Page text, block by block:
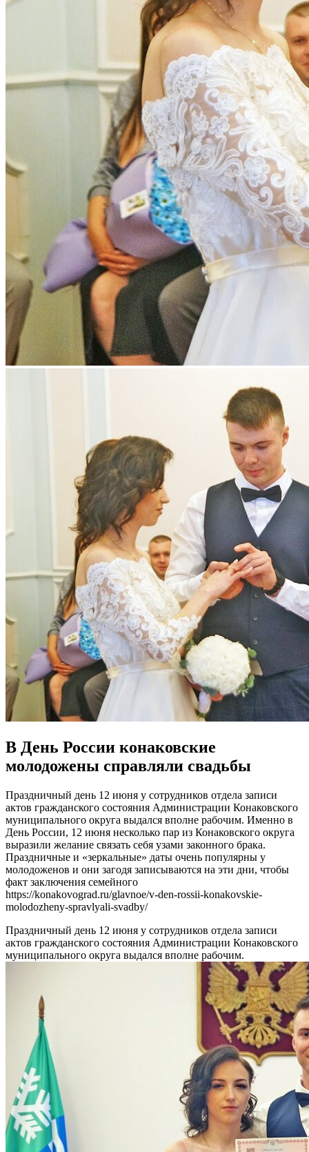
В День России конаковские
молодожены справляли свадьбы
Праздничный день 12 июня у сотрудников отдела записи
актов гражданского состояния Администрации Конаковского
муниципального округа выдался вполне рабочим. Именно в
День России, 12 июня несколько пар из Конаковского округа
выразили желание связать себя узами законного брака.
Праздничные и «зеркальные» даты очень популярны у
молодоженов и они загодя записываются на эти дни, чтобы
факт заключения семейного
https://konakovograd.ru/glavnoe/v-den-rossii-konakovskie-
molodozheny-spravlyali-svadby/
Праздничный день 12 июня у сотрудников отдела записи
актов гражданского состояния Администрации Конаковского
муниципального округа выдался вполне рабочим.